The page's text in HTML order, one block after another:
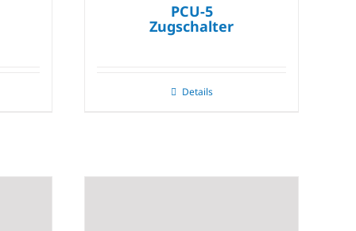
PCU-5
Zugschalter
Details